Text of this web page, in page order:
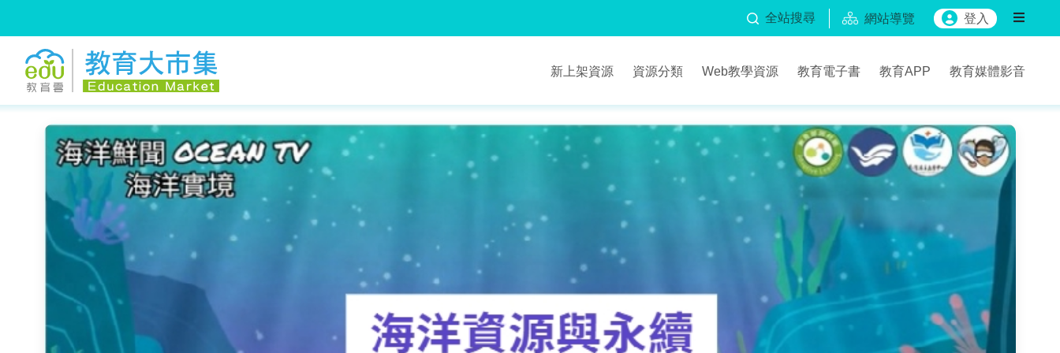
全站搜尋 網站導覽 登入
新上架資源 資源分類 Web教學資源 教育電子書 教育APP 教育媒體影音